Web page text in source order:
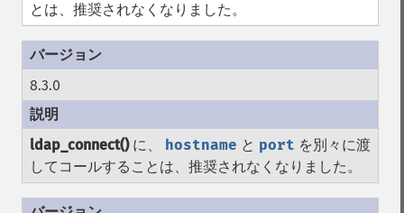
とは、推奨されなくなりました。
8.3.0
ldap_connect()に、 hostname と port を別々に渡
してコールすることは、推奨されなくなりました。